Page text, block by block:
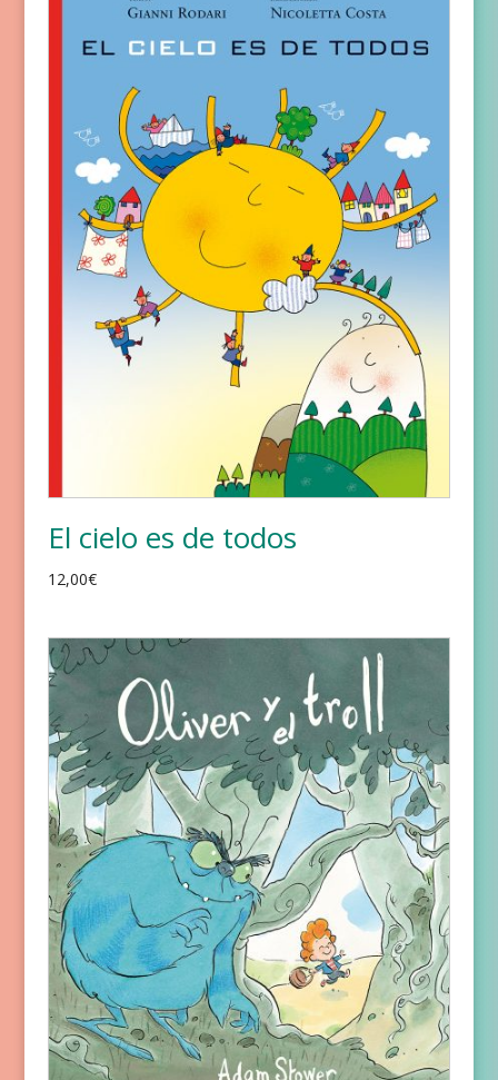
El cielo es de todos
12,00€